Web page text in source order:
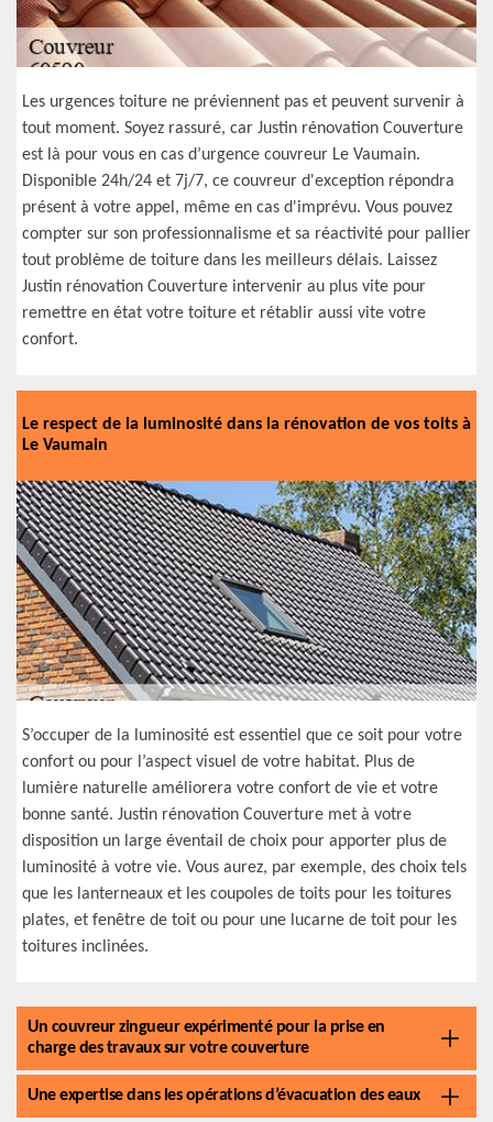
Les urgences toiture ne préviennent pas et peuvent survenir à
tout moment. Soyez rassuré, car Justin rénovation Couverture
est là pour vous en cas d’urgence couvreur Le Vaumain.
Disponible 24h/24 et 7j/7, ce couvreur d'exception répondra
présent à votre appel, même en cas d'imprévu. Vous pouvez
compter sur son professionnalisme et sa réactivité pour pallier
tout problème de toiture dans les meilleurs délais. Laissez
Justin rénovation Couverture intervenir au plus vite pour
remettre en état votre toiture et rétablir aussi vite votre
confort.
Le respect de la luminosité dans la rénovation de vos toits à
Le Vaumain
S’occuper de la luminosité est essentiel que ce soit pour votre
confort ou pour l’aspect visuel de votre habitat. Plus de
lumière naturelle améliorera votre confort de vie et votre
bonne santé. Justin rénovation Couverture met à votre
disposition un large éventail de choix pour apporter plus de
luminosité à votre vie. Vous aurez, par exemple, des choix tels
que les lanterneaux et les coupoles de toits pour les toitures
plates, et fenêtre de toit ou pour une lucarne de toit pour les
toitures inclinées.
Un couvreur zingueur expérimenté pour la prise en
charge des travaux sur votre couverture
Une expertise dans les opérations d’évacuation des eaux